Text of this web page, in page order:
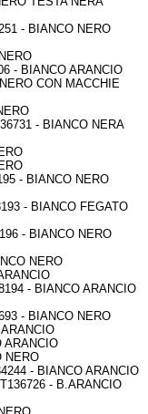
- BIANCO NERO
- BIANCO ARANCIO
CON MACCHIE
- BIANCO NERA
- BIANCO NERO
- BIANCO FEGATO
- BIANCO NERO
NERO
- BIANCO ARANCIO
- BIANCO NERO
ARANCIO
NERO
- BIANCO ARANCIO
- B.ARANCIO